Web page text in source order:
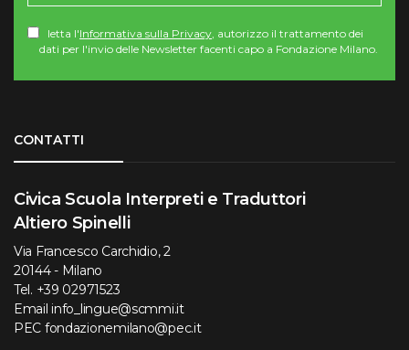
letta l'Informativa sulla Privacy, autorizzo il trattamento dei
dati per l'invio delle Newsletter facenti capo a Fondazione Milano.
CONTATTI
Civica Scuola Interpreti e Traduttori
Altiero Spinelli
Via Francesco Carchidio, 2
20144 - Milano
Tel. +39 02971523
Email info_lingue@scmmi.it
PEC fondazionemilano@pec.it